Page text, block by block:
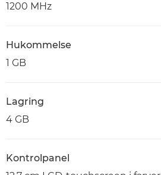
1200 MHz
Hukommelse
1 GB
Lagring
4 GB
Kontrolpanel